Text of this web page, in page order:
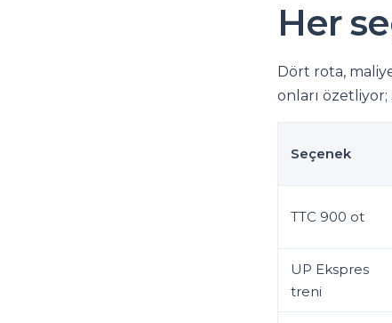
Her
Dört rota,
onları özetliyor;
Seçenek
TTC 900 ot
UP Ekspres
treni